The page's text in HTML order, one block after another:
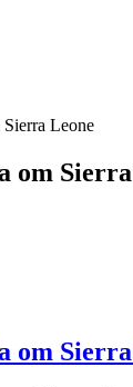
Leone
om
om